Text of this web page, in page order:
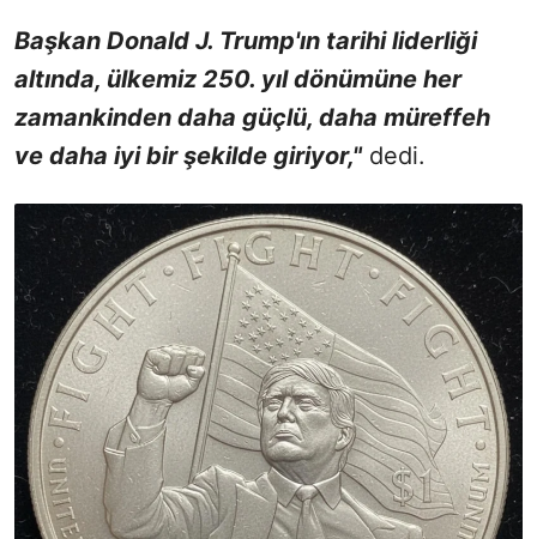
Başkan Donald J. Trump'ın tarihi liderliği
altında, ülkemiz 250. yıl dönümüne her
zamankinden daha güçlü, daha müreffeh
ve daha iyi bir şekilde giriyor,"dedi.